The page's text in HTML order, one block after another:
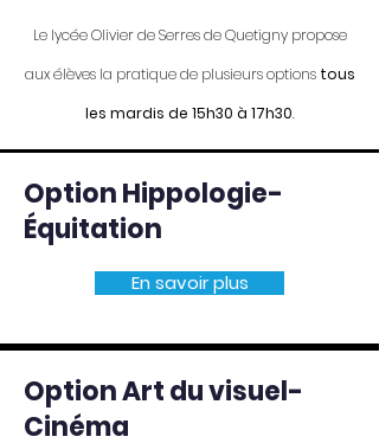
Le lycée Olivier de Serres de Quetigny propose
aux élèves la pratique de plusieurs options tous
les mardis de 15h30 à 17h30.
Option Hippologie-
Équitation
En savoir plus
Option Art du visuel-
Cinéma